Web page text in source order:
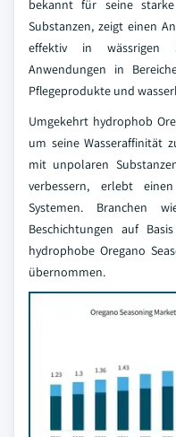
bekannt für seine
Substanzen, zeigt einen
effektiv in wässrigen
Anwendungen in
Pflegeprodukte und
Umgekehrt hydrophob
um seine Wasseraffinität
mit unpolaren
verbessern, erlebt
Systemen. Branchen
Beschichtungen auf
hydrophobe Oregano
übernommen.